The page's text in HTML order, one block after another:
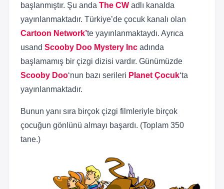
başlanmıştır. Şu anda The CW adlı kanalda
yayınlanmaktadır. Türkiye’de çocuk kanalı olan
Cartoon Network’te yayınlanmaktaydı. Ayrıca
usand Scooby Doo Mystery Inc adında
başlamamış bir çizgi dizisi vardır. Günümüzde
Scooby Doo‘nun bazı serileri Planet Çocuk‘ta
yayınlanmaktadır.
Bunun yanı sıra birçok çizgi filmleriyle birçok
çocuğun gönlünü almayı başardı. (Toplam 350
tane.)